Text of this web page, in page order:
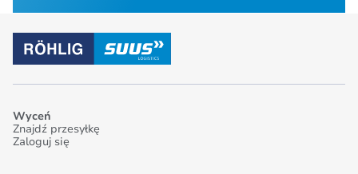
Wyceń
Znajdź przesyłkę
Zaloguj się